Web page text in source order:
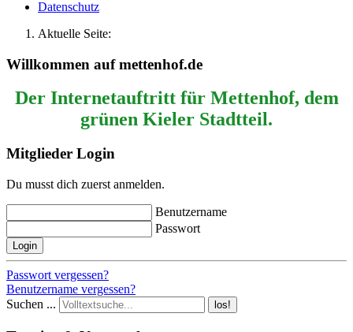
Datenschutz
Aktuelle Seite:
Willkommen auf mettenhof.de
Der Internetauftritt für Mettenhof, dem
grünen Kieler Stadtteil.
Mitglieder Login
Du musst dich zuerst anmelden.
Benutzername
Passwort
Login
Passwort vergessen?
Benutzername vergessen?
Suchen ...
los!